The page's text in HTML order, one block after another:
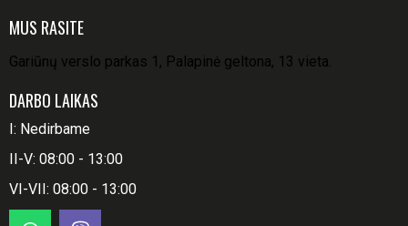
MUS RASITE
Gariūnų verslo parkas 1, Palapinė geltona, 13 vieta.
DARBO LAIKAS
I: Nedirbame
II-V: 08:00 - 13:00
VI-VII: 08:00 - 13:00